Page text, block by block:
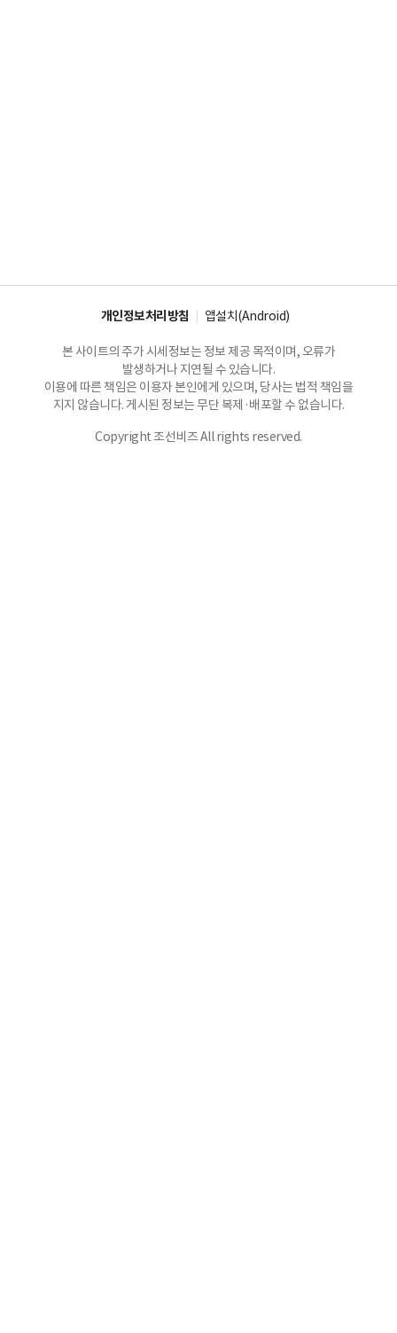
개인정보처리방침 앱설치(Android)
본 사이트의 주가 시세정보는 정보 제공 목적이며, 오류가
발생하거나 지연될 수 있습니다.
이용에 따른 책임은 이용자 본인에게 있으며, 당사는 법적 책임을
지지 않습니다. 게시된 정보는 무단 복제·배포할 수 없습니다.
Copyright 조선비즈 All rights reserved.